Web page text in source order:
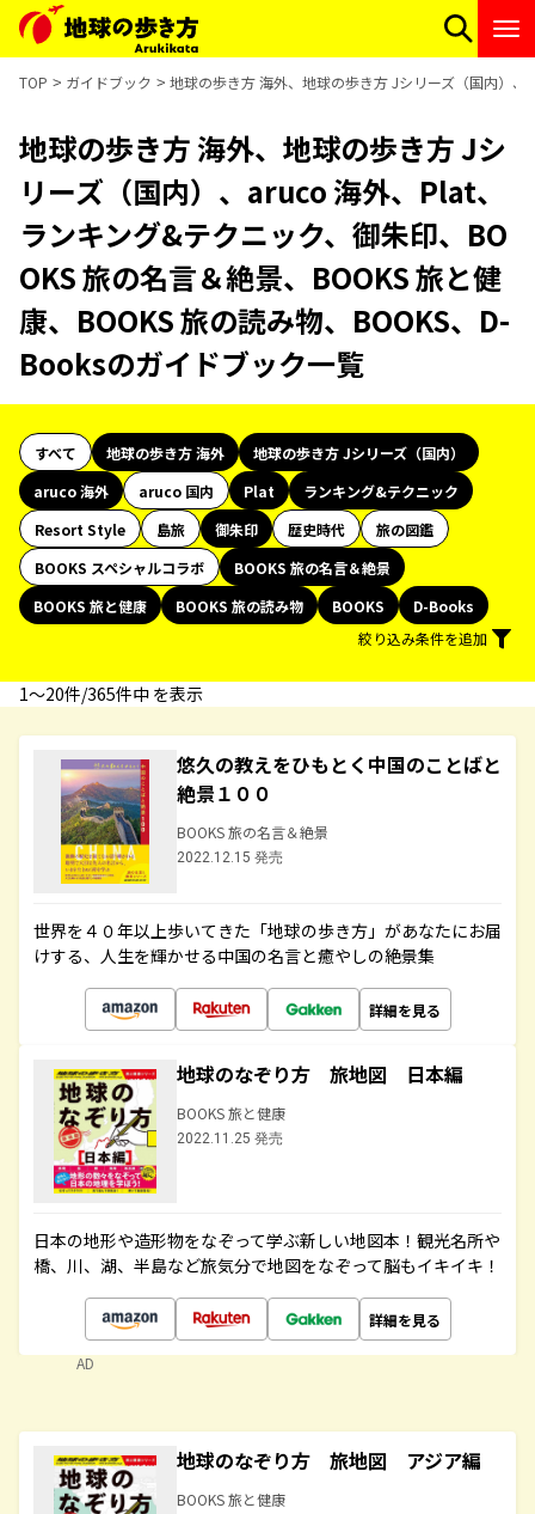
TOP ガイドブック 地球の歩き方 海外、地球の歩き方 Jシリーズ（国内）
地球の歩き方 海外、地球の歩き方 Jシ
リーズ（国内）、aruco 海外、Plat、
ランキング&テクニック、御朱印、BO
OKS 旅の名言＆絶景、BOOKS 旅と健
康、BOOKS 旅の読み物、BOOKS、D-
Booksのガイドブック一覧
すべて 地球の歩き方 海外
地球の歩き方 Jシリーズ（国内）
aruco 海外
aruco 国内 Plat
ランキング&テクニック
Resort Style
島旅 御朱印 歴史時代
旅の図鑑
BOOKS スペシャルコラボ
BOOKS 旅の名言＆絶景
BOOKS 旅と健康
BOOKS 旅の読み物 BOOKS
D-Books
絞り込み条件を追加
1〜20件/365件中 を表示
悠久の教えをひもとく中国のことばと
絶景１００
BOOKS 旅の名言＆絶景
2022.12.15 発売
世界を４０年以上歩いてきた「地球の歩き方」があなたにお届
けする、人生を輝かせる中国の名言と癒やしの絶景集
詳細を見る
地球のなぞり方 旅地図 日本編
BOOKS 旅と健康
2022.11.25 発売
日本の地形や造形物をなぞって学ぶ新しい地図本！観光名所や
橋、川、湖、半島など旅気分で地図をなぞって脳もイキイキ！
詳細を見る
AD
地球のなぞり方 旅地図 アジア編
BOOKS 旅と健康